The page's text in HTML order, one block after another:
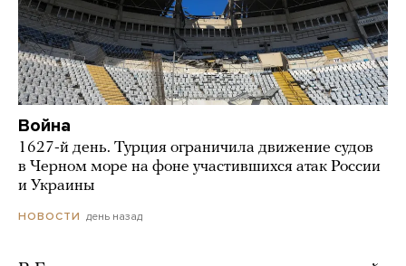
Война
1627-й день. Турция ограничила движение судов
в Черном море на фоне участившихся атак России
и Украины
НОВОСТИ день назад